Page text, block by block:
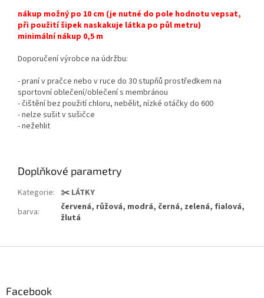
nákup možný po 10 cm (je nutné do pole hodnotu vepsat,
při použití šipek naskakuje látka po půl metru)
minimální nákup 0,5 m
Doporučení výrobce na údržbu:
- praní v pračce nebo v ruce do 30 stupňů prostředkem na
sportovní oblečení/oblečení s membránou
- čištění bez použití chloru, nebělit, nízké otáčky do 600
- nelze sušit v sušičce
- nežehlit
Doplňkové parametry
Kategorie: ✂️ LÁTKY
barva:
červená, růžová, modrá, černá, zelená, fialová,
žlutá
Facebook